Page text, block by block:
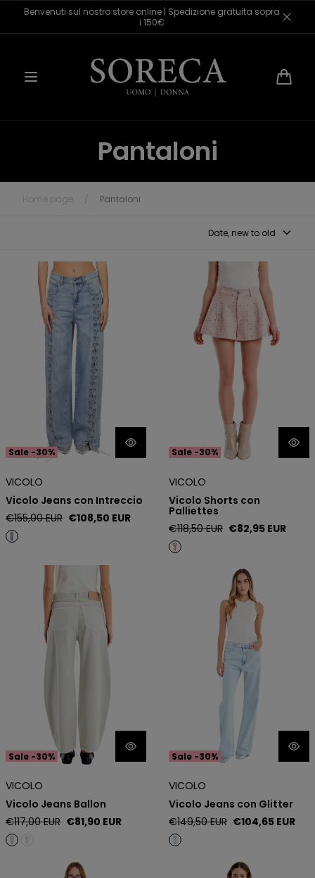
Skip to
Benvenuti sul nostro store online | Spedizione gratuita sopra
i 150€
Pantaloni
Home page / Pantaloni
Date, new to old
Vicolo Jeans con Intreccio
Sale -30%
VICOLO
Vicolo Jeans con Intreccio
Regular
price
€155,00 EUR Sale
€108,50 EUR
Vicolo Shorts con Palliettes
Sale -30%
VICOLO
Vicolo Shorts con
Palliettes
Regular
price
€118,50 EUR Sale
€82,95 EUR
Vicolo Jeans Ballon
Sale -30%
VICOLO
Vicolo Jeans Ballon
Regular
price
€117,00 EUR Sale
€81,90 EUR
Vicolo Jeans con Glitter
Sale -30%
VICOLO
Vicolo Jeans con Glitter
Regular
price
€149,50 EUR Sale
€104,65 EUR
Vicolo Pantalone Gessato
Vicolo Pantalone Palazzo Vita